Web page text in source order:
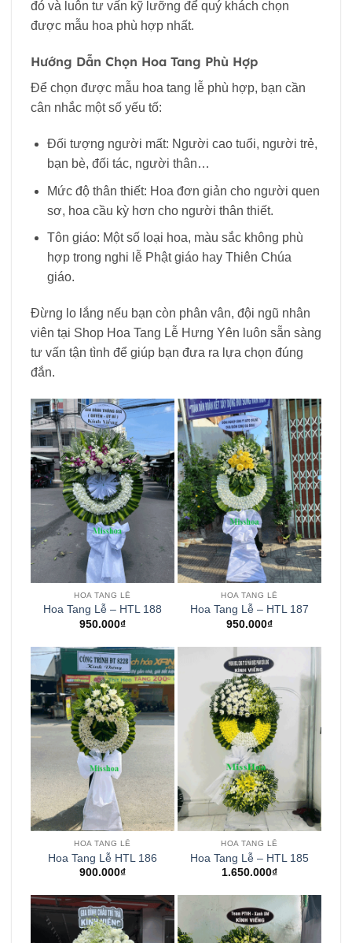
đó và luôn tư vấn kỹ lưỡng để quý khách chọn
được mẫu hoa phù hợp nhất.
Hướng Dẫn Chọn Hoa Tang Phù Hợp
Để chọn được mẫu hoa tang lễ phù hợp, bạn cần
cân nhắc một số yếu tố:
Đối tượng người mất: Người cao tuổi, người trẻ,
bạn bè, đối tác, người thân…
Mức độ thân thiết: Hoa đơn giản cho người quen
sơ, hoa cầu kỳ hơn cho người thân thiết.
Tôn giáo: Một số loại hoa, màu sắc không phù
hợp trong nghi lễ Phật giáo hay Thiên Chúa
giáo.
Đừng lo lắng nếu bạn còn phân vân, đội ngũ nhân
viên tại Shop Hoa Tang Lễ Hưng Yên luôn sẵn sàng
tư vấn tận tình để giúp bạn đưa ra lựa chọn đúng
đắn.
HOA TANG LỄ
Hoa Tang Lễ – HTL 188
950.000₫
HOA TANG LỄ
Hoa Tang Lễ – HTL 187
950.000₫
HOA TANG LỄ
Hoa Tang Lễ HTL 186
900.000₫
HOA TANG LỄ
Hoa Tang Lễ – HTL 185
1.650.000₫